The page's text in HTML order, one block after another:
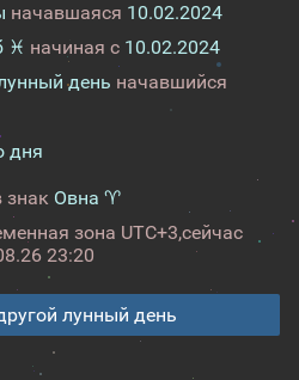
начавшаяся 10.02.2024
♓ начиная с 10.02.2024
день начавшийся
дня
знак Овна ♈
зона UTC+3,сейчас
23:20
лунный день